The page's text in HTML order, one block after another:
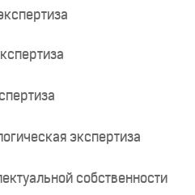
экспертиза
собственности